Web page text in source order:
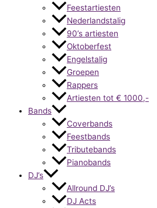
Feestartiesten
Nederlandstalig
90’s artiesten
Oktoberfest
Engelstalig
Groepen
Rappers
Artiesten tot € 1000,-
Bands
Coverbands
Feestbands
Tributebands
Pianobands
DJ’s
Allround DJ’s
DJ Acts